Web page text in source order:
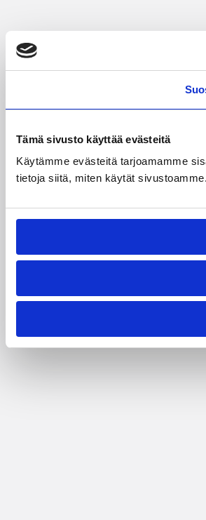
Tämä sivusto käyttää evästeitä
Käytämme evästeitä tarjoamamme
tietoja siitä, miten käytät